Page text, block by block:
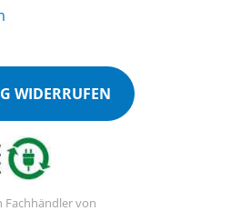
WIDERRUFEN
Fachhändler von